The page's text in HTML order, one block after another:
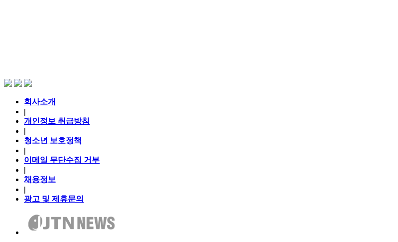
회사소개
|
개인정보 취급방침
|
청소년 보호정책
|
이메일 무단수집 거부
|
채용정보
|
광고 및 제휴문의